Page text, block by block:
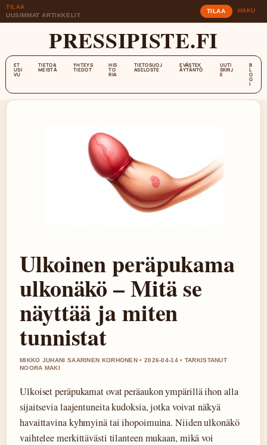
TILAA
UUSIMMAT ARTIKKELIT
TILAA HAKU
PRESSIPISTE.FI
ET
USI
VU
TIETOA
MEISTÄ
YHTEYS
TIEDOT
HIS
TO
RIA
TIETOSUOJ
ASELOSTE
EVÄSTEK
ÄYTÄNTÖ
UUTI
SKIRJ
E
B
L
O
G
I
Ulkoinen peräpukama
ulkonäkö – Mitä se
näyttää ja miten
tunnistat
MIKKO JUHANI SAARINEN KORHONEN • 2026-04-14 • TARKISTANUT
NOORA MAKI
Ulkoiset peräpukamat ovat peräaukon ympärillä ihon alla
sijaitsevia laajentuneita kudoksia, jotka voivat näkyä
havaittavina kyhmyinä tai ihopoimuina. Niiden ulkonäkö
vaihtelee merkittävästi tilanteen mukaan, mikä voi